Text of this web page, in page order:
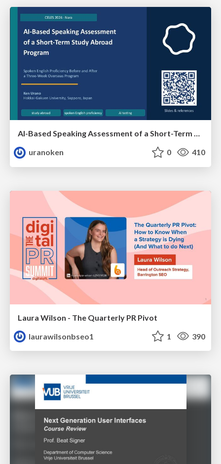
AI-Based Speaking Assessment of a Short-Term Study Abroad Program
uranoken
0 410
Laura Wilson - The Quarterly PR Pivot
laurawilsonbseo1
1 390